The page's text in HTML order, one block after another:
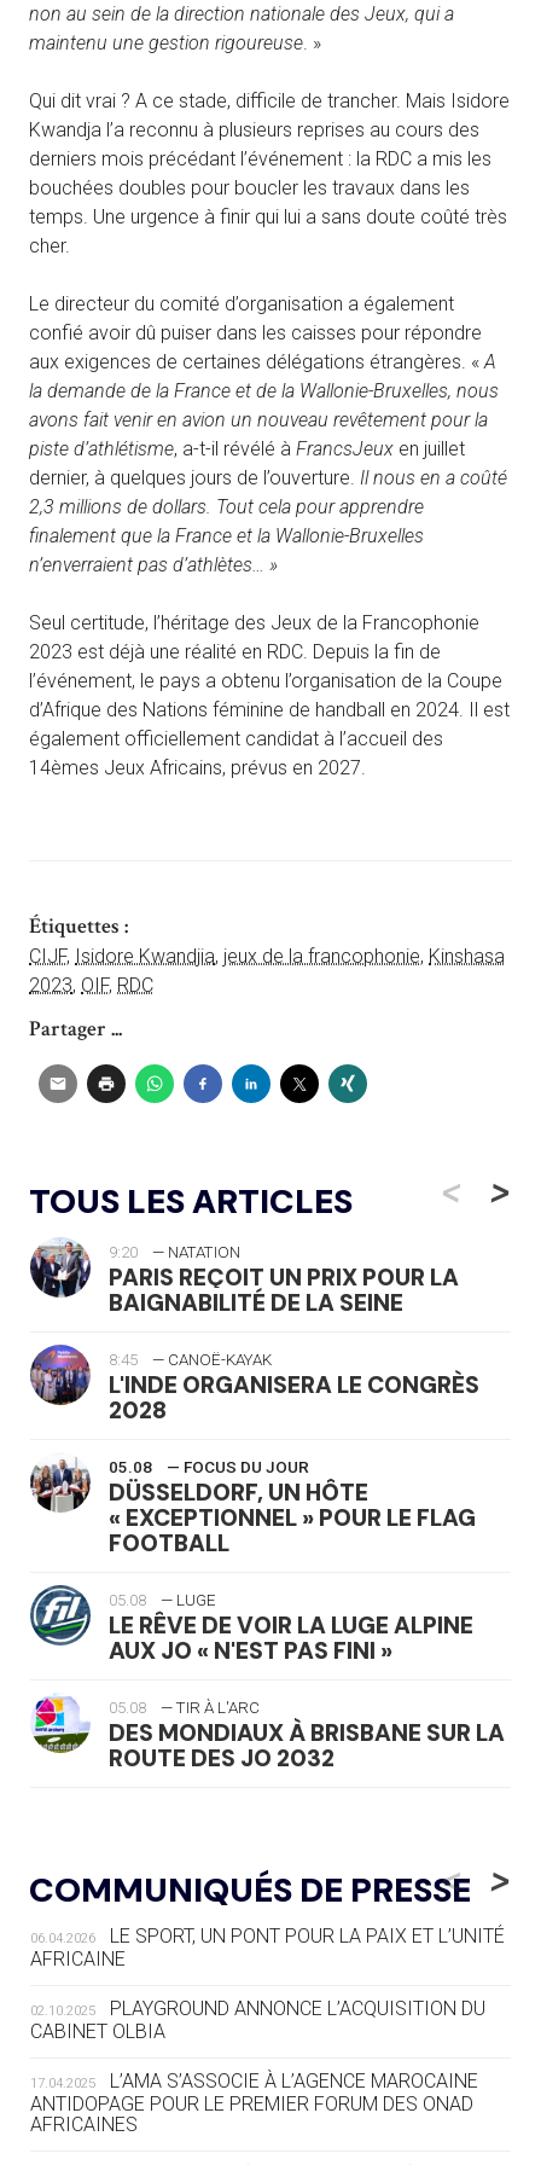
non au sein de la direction nationale des Jeux, qui a
maintenu une gestion rigoureuse. »
Qui dit vrai ? A ce stade, difficile de trancher. Mais Isidore
Kwandja l’a reconnu à plusieurs reprises au cours des
derniers mois précédant l’événement : la RDC a mis les
bouchées doubles pour boucler les travaux dans les
temps. Une urgence à finir qui lui a sans doute coûté très
cher.
Le directeur du comité d’organisation a également
confié avoir dû puiser dans les caisses pour répondre
aux exigences de certaines délégations étrangères. «A
la demande de la France et de la Wallonie-Bruxelles, nous
avons fait venir en avion un nouveau revêtement pour la
piste d’athlétisme, a-t-il révélé à FrancsJeux en juillet
dernier, à quelques jours de l’ouverture. Il nous en a coûté
2,3 millions de dollars. Tout cela pour apprendre
finalement que la France et la Wallonie-Bruxelles
n’enverraient pas d’athlètes… »
Seul certitude, l’héritage des Jeux de la Francophonie
2023 est déjà une réalité en RDC. Depuis la fin de
l’événement, le pays a obtenu l’organisation de la Coupe
d’Afrique des Nations féminine de handball en 2024. Il est
également officiellement candidat à l’accueil des
14èmes Jeux Africains, prévus en 2027.
Étiquettes :
CIJF, Isidore Kwandjia, jeux de la francophonie, Kinshasa
2023, OIF, RDC
Partager ...
TOUS LES ARTICLES <
9:20 — NATATION
PARIS REÇOIT UN PRIX POUR LA
BAIGNABILITÉ DE LA SEINE
8:45 — CANOË-KAYAK
L'INDE ORGANISERA LE CONGRÈS
2028
05.08 — FOCUS DU JOUR
DÜSSELDORF, UN HÔTE
« EXCEPTIONNEL » POUR LE FLAG
FOOTBALL
05.08 — LUGE
LE RÊVE DE VOIR LA LUGE ALPINE
AUX JO « N'EST PAS FINI »
05.08 — TIR À L'ARC
DES MONDIAUX À BRISBANE SUR LA
ROUTE DES JO 2032
LE VILLAGE OLYMPIQUE DES ARAVIS
SE DESSINE
04.08 — FOCUS DU JOUR
LE COJOP A TROUVÉ SON VILLAGE
OLYMPIQUE LYONNAIS
« L'ALLEMAGNE PEUT DÉMONTRER
COMMENT ORGANISER DES JO
RESPONSABLES »
>
COMMUNIQUÉS DE PRESSE
<
06.04.2026
LE SPORT, UN PONT POUR LA PAIX ET L’UNITÉ
AFRICAINE
02.10.2025
PLAYGROUND ANNONCE L’ACQUISITION DU
CABINET OLBIA
17.04.2025
L’AMA S’ASSOCIE À L’AGENCE MAROCAINE
ANTIDOPAGE POUR LE PREMIER FORUM DES ONAD
AFRICAINES
>